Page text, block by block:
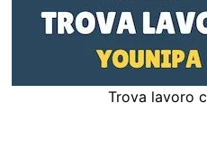
Trova lavoro